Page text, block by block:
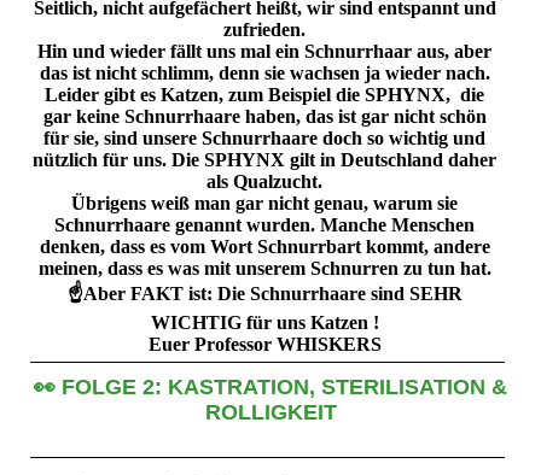
Seitlich, nicht aufgefächert heißt, wir sind entspannt und
zufrieden.
Hin und wieder fällt uns mal ein Schnurrhaar aus, aber
das ist nicht schlimm, denn sie wachsen ja wieder nach.
Leider gibt es Katzen, zum Beispiel die SPHYNX, die
gar keine Schnurrhaare haben, das ist gar nicht schön
für sie, sind unsere Schnurrhaare doch so wichtig und
nützlich für uns. Die SPHYNX gilt in Deutschland daher
als Qualzucht.
Übrigens weiß man gar nicht genau, warum sie
Schnurrhaare genannt wurden. Manche Menschen
denken, dass es vom Wort Schnurrbart kommt, andere
meinen, dass es was mit unserem Schnurren zu tun hat.
☝️Aber FAKT ist: Die Schnurrhaare sind SEHR
WICHTIG für uns Katzen !
Euer Professor WHISKERS
👀 FOLGE 2: KASTRATION, STERILISATION &
ROLLIGKEIT